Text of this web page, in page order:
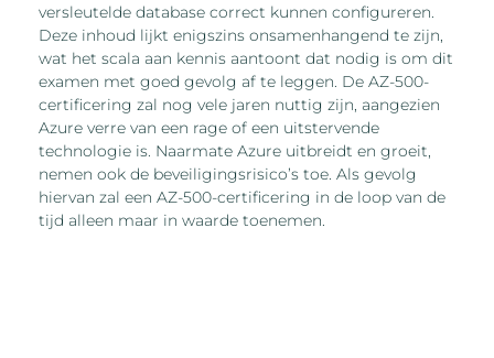
versleutelde database correct kunnen configureren.
Deze inhoud lijkt enigszins onsamenhangend te zijn,
wat het scala aan kennis aantoont dat nodig is om dit
examen met goed gevolg af te leggen. De AZ-500-
certificering zal nog vele jaren nuttig zijn, aangezien
Azure verre van een rage of een uitstervende
technologie is. Naarmate Azure uitbreidt en groeit,
nemen ook de beveiligingsrisico’s toe. Als gevolg
hiervan zal een AZ-500-certificering in de loop van de
tijd alleen maar in waarde toenemen.